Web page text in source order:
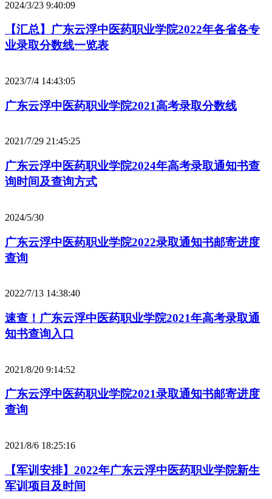
2024/3/23 9:40:09
【汇总】广东云浮中医药职业学院2022年各省各专
业录取分数线一览表
2023/7/4 14:43:05
广东云浮中医药职业学院2021高考录取分数线
2021/7/29 21:45:25
广东云浮中医药职业学院2024年高考录取通知书查
询时间及查询方式
2024/5/30
广东云浮中医药职业学院2022录取通知书邮寄进度
查询
2022/7/13 14:38:40
速查！广东云浮中医药职业学院2021年高考录取通
知书查询入口
2021/8/20 9:14:52
广东云浮中医药职业学院2021录取通知书邮寄进度
查询
2021/8/6 18:25:16
【军训安排】2022年广东云浮中医药职业学院新生
军训项目及时间